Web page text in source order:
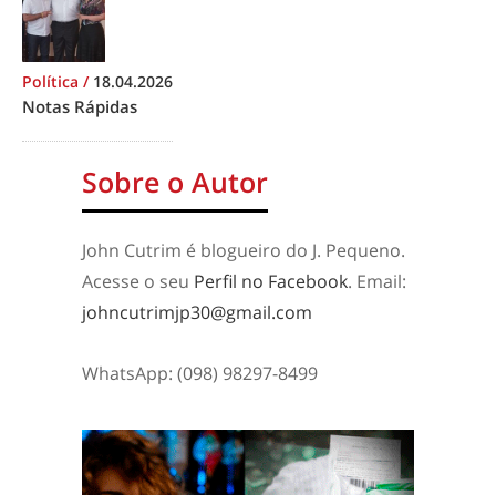
Política / 18.04.2026
Notas Rápidas
Sobre o Autor
John Cutrim é blogueiro do J. Pequeno.
Acesse o seu Perfil no Facebook. Email:
johncutrimjp30@gmail.com
WhatsApp: (098) 98297-8499